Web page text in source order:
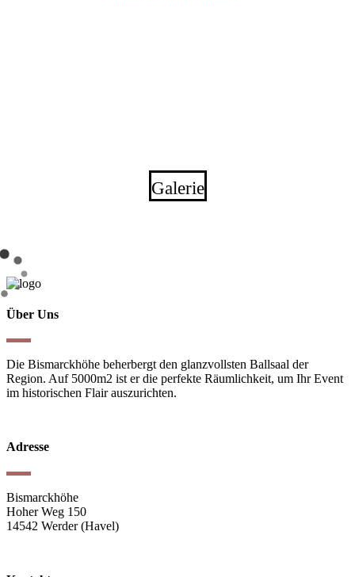
Galerie
Über Uns
Die Bismarckhöhe beherbergt den glanzvollsten Ballsaal der
Region. Auf 5000m2 ist er die perfekte Räumlichkeit, um Ihr Event
im historischen Flair auszurichten.
Adresse
Bismarckhöhe
Hoher Weg 150
14542 Werder (Havel)